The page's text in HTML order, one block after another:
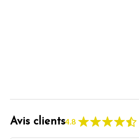
Avis clients4.8